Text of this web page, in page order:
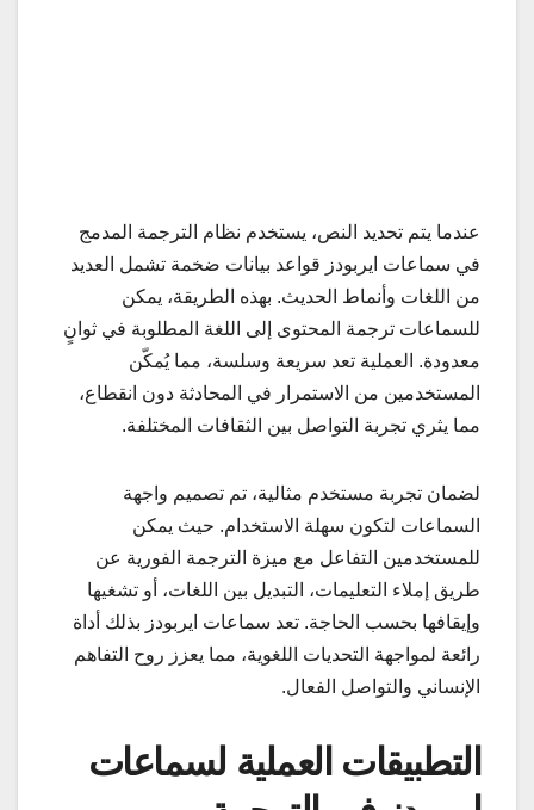
عندما يتم تحديد النص، يستخدم نظام الترجمة المدمج
في سماعات ايربودز قواعد بيانات ضخمة تشمل العديد
من اللغات وأنماط الحديث. بهذه الطريقة، يمكن
للسماعات ترجمة المحتوى إلى اللغة المطلوبة في ثوانٍ
معدودة. العملية تعد سريعة وسلسة، مما يُمكّن
المستخدمين من الاستمرار في المحادثة دون انقطاع،
مما يثري تجربة التواصل بين الثقافات المختلفة.
لضمان تجربة مستخدم مثالية، تم تصميم واجهة
السماعات لتكون سهلة الاستخدام. حيث يمكن
للمستخدمين التفاعل مع ميزة الترجمة الفورية عن
طريق إملاء التعليمات، التبديل بين اللغات، أو تشغيها
وإيقافها بحسب الحاجة. تعد سماعات ايربودز بذلك أداة
رائعة لمواجهة التحديات اللغوية، مما يعزز روح التفاهم
الإنساني والتواصل الفعال.
التطبيقات العملية لسماعات